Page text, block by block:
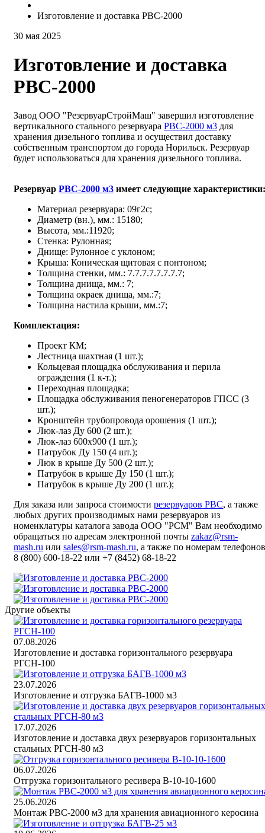
Изготовление и доставка РВС-2000
30 мая 2025
Изготовление и доставка
РВС-2000
Завод ООО "РезервуарСтройМаш" завершил изготовление
вертикального стального резервуара РВС-2000 м3 для
хранения дизельного топлива и осуществил доставку
собственным транспортом до города Норильск. Резервуар
будет использоваться для хранения дизельного топлива.
Резервуар РВС-2000 м3 имеет следующие характеристики:
Материал резервуара: 09г2с;
Диаметр (вн.), мм.: 15180;
Высота, мм.:11920;
Стенка: Рулонная;
Днище: Рулонное с уклоном;
Крыша: Коническая щитовая с понтоном;
Толщина стенки, мм.: 7.7.7.7.7.7.7.7;
Толщина днища, мм.: 7;
Толщина окраек днища, мм.:7;
Толщина настила крыши, мм.:7;
Комплектация:
Проект КМ;
Лестница шахтная (1 шт.);
Кольцевая площадка обслуживания и перила
ограждения (1 к-т.);
Переходная площадка;
Площадка обслуживания пеногенераторов ГПСС (3
шт.);
Кронштейн трубопровода орошения (1 шт.);
Люк-лаз Ду 600 (2 шт.);
Люк-лаз 600х900 (1 шт.);
Патрубок Ду 150 (4 шт.);
Люк в крыше Ду 500 (2 шт.);
Патрубок в крыше Ду 150 (1 шт.);
Патрубок в крыше Ду 200 (1 шт.);
Для заказа или запроса стоимости резервуаров РВС, а также
любых других производимых нами резервуаров из
номенклатуры каталога завода ООО "РСМ" Вам необходимо
обращаться по адресам электронной почты zakaz@rsm-
mash.ru или sales@rsm-mash.ru, а также по номерам телефонов
8 (800) 600-18-22 или +7 (8452) 68-18-22
Другие объекты
07.08.2026
Изготовление и доставка горизонтального резервуара
РГСН-100
23.07.2026
Изготовление и отгрузка БАГВ-1000 м3
17.07.2026
Изготовление и доставка двух резервуаров горизонтальных
стальных РГСН-80 м3
06.07.2026
Отгрузка горизонтального ресивера В-10-10-1600
25.06.2026
Монтаж РВС-2000 м3 для хранения авиационного керосина